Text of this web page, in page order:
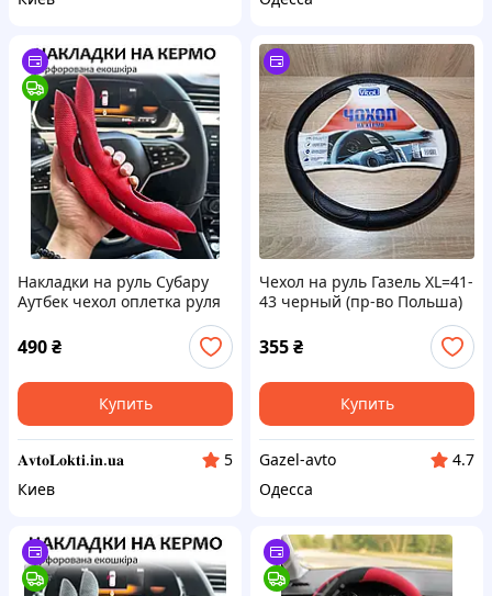
Накладки на руль Субару
Аутбек чехол оплетка руля
490₴
Купить
𝐀𝐯𝐭𝐨𝐋𝐨𝐤𝐭𝐢.𝐢𝐧.𝐮𝐚
5
Киев
Чехол на руль Газель XL=41-
43 черный (пр-во Польша)
355₴
Купить
Gazel-avto
4.7
Одесса